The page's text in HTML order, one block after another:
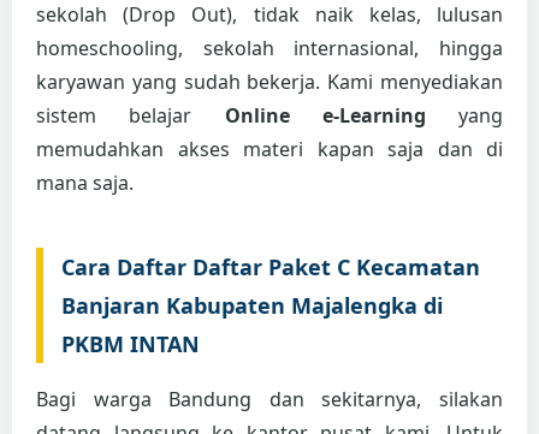
sekolah (Drop Out), tidak naik kelas, lulusan
homeschooling, sekolah internasional, hingga
karyawan yang sudah bekerja. Kami menyediakan
sistem belajar Online e-Learning yang
memudahkan akses materi kapan saja dan di
mana saja.
Cara Daftar Daftar Paket C Kecamatan
Banjaran Kabupaten Majalengka di
PKBM INTAN
Bagi warga Bandung dan sekitarnya, silakan